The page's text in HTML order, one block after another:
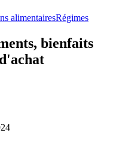
alimentairesRégimes
bienfaits